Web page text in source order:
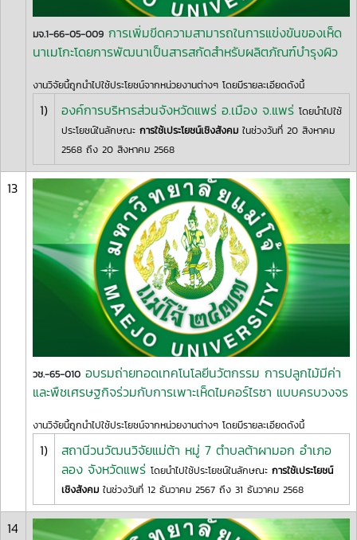
มจ.1-66-05-009 การเพิ่มขีดความสามารถในการแข่งขันของเห็ด
นาเมโกะโดยการพัฒนาเป็นสารสกัดสำหรับผลิตภัณฑ์บำรุงผิว
งานวิจัยนี้ถูกนำไปใช้ประโยชน์จากหน่วยงานต่างๆ โดยมีรายละเอียดดังนี้
1) องค์การบริหารส่วนจังหวัดแพร่ อ.เมือง จ.แพร่ โดยนำไปใช้
ประโยชน์ในลักษณะ การใช้เประโยชน์เชิงสังคม ในช่วงวันที่ 20 สิงหาคม
2568 ถึง 20 สิงหาคม 2568
13
วช.-65-010 อบรมถ่ายทอดเทคโนโลยีนวัตกรรม การปลูกไม้มีค่า
และพืชเศรษฐกิจร่วมกับการเพาะเห็ดไมคอร์ไรซา แบบครบวงจร
งานวิจัยนี้ถูกนำไปใช้ประโยชน์จากหน่วยงานต่างๆ โดยมีรายละเอียดดังนี้
1)
สถานีวนวัฒนวิจัยแม่ต้า หมู่ 7 ตำบลต้าผามอก อำเภอ
ลอง จังหวัดแพร่ โดยนำไปใช้ประโยชน์ในลักษณะ การใช้เประโยชน์
เชิงสังคม ในช่วงวันที่ 12 ธันวาคม 2567 ถึง 31 ธันวาคม 2568
14